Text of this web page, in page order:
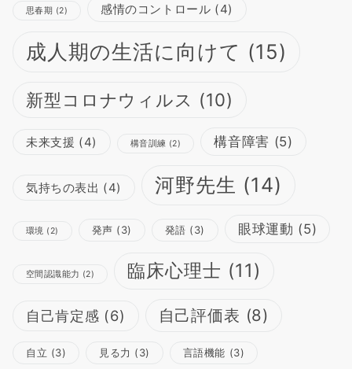
思春期 (2) 感情のコントロール (4)
成人期の生活に向けて (15)
新型コロナウィルス (10)
未来支援 (4) 構音訓練 (2) 構音障害 (5)
気持ちの表出 (4) 河野先生 (14)
環境 (2) 発声 (3) 発語 (3) 眼球運動 (5)
空間認識能力 (2) 臨床心理士 (11)
自己肯定感 (6) 自己評価表 (8)
自立 (3) 見る力 (3) 言語機能 (3)